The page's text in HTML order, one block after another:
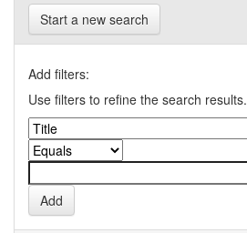
Start a new search
Add filters:
Use filters to refine the search results.